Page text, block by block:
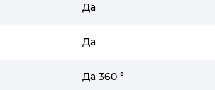
Да
Да
Да 360 °